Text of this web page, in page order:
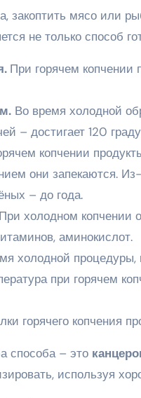
закоптить мясо или
не только способ
При горячем копчении
Во время холодной
– достигает 120
копчении
они запекаются.
– до года.
При холодном копчении
аминокислот.
холодной
при горячем
горячего копчения
способа – это
используя